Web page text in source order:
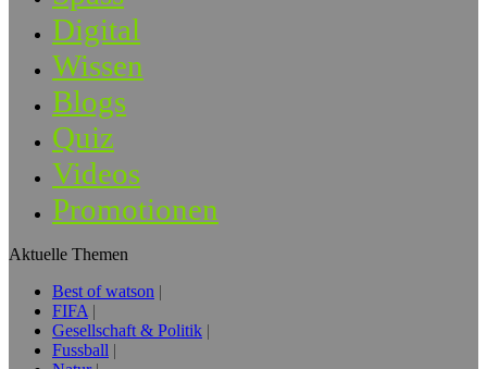
Digital
Wissen
Blogs
Quiz
Videos
Promotionen
Aktuelle Themen
Best of watson
FIFA
Gesellschaft & Politik
Fussball